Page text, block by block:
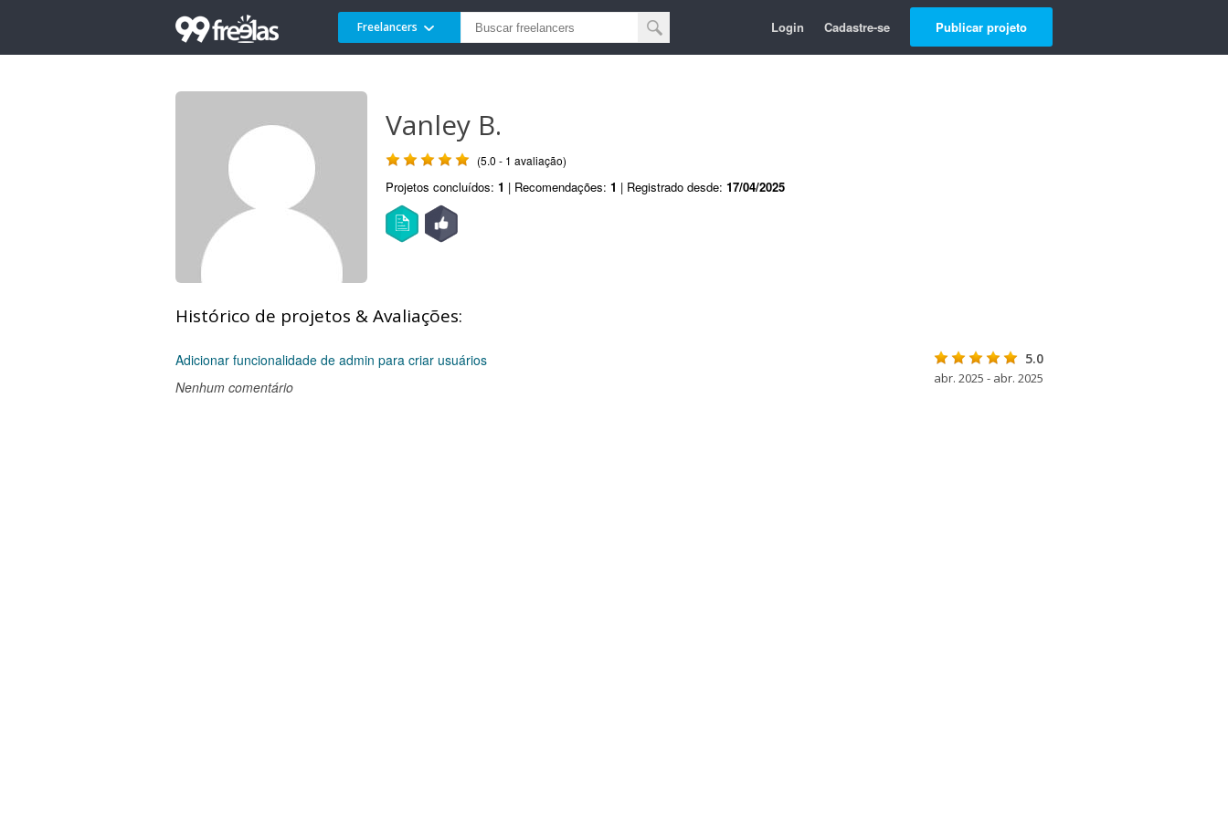
Freelancers Login Cadastre-se Publicar projeto
Vanley B.
(5.0 - 1 avaliação)
Projetos concluídos: 1 | Recomendações: 1 | Registrado desde: 17/04/2025
Histórico de projetos & Avaliações:
Adicionar funcionalidade de admin para criar usuários
Nenhum comentário
5.0
abr. 2025 - abr. 2025